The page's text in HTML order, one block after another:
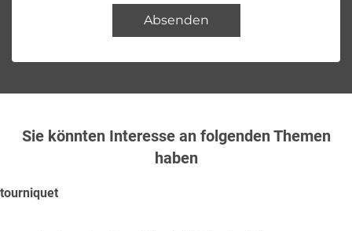
Absenden
Sie könnten Interesse an folgenden Themen
haben
tourniquet